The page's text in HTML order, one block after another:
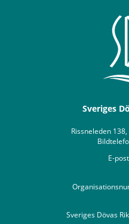
Sveriges
Rissneleden
E-
Sveriges Dövas